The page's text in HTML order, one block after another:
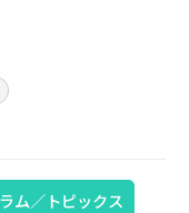
ム／トピックス